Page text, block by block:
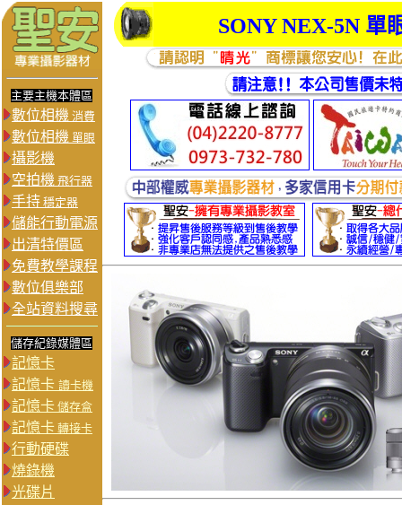
SONYNEX-5N 單
主要主機本體區
數位相機 消費
數位相機 單眼
攝影機
空拍機 飛行器
手持 穩定器
儲能行動電源
出清特價區
免費教學課程
數位俱樂部
全站資料搜尋
儲存紀錄媒體區
記憶卡
記憶卡 讀卡機
記憶卡 儲存盒
記憶卡 轉接卡
行動硬碟
燒錄機
光碟片